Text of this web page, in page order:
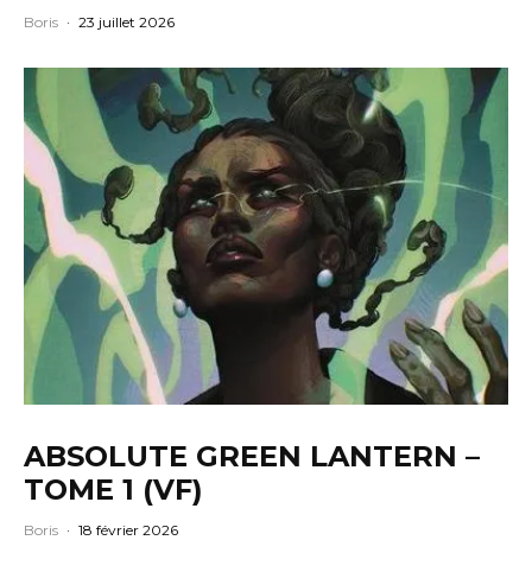
Boris · 23 juillet 2026
ABSOLUTE GREEN LANTERN –
TOME 1 (VF)
Boris · 18 février 2026